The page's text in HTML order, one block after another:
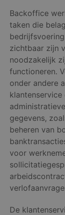
Backoffice
taken die
zichtbaar zijn
noodzakelijk
functioneren.
onder andere
klantenservice
gegevens,
beheren van
voor
De